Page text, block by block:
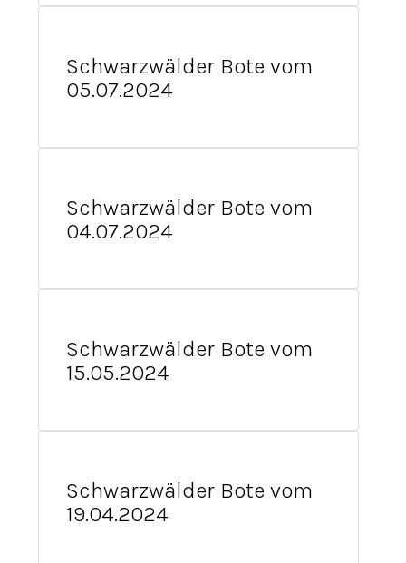
Schwarzwälder Bote vom
05.07.2024
Schwarzwälder Bote vom
04.07.2024
Schwarzwälder Bote vom
15.05.2024
Schwarzwälder Bote vom
19.04.2024